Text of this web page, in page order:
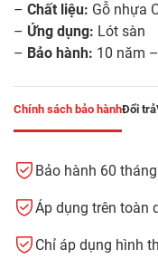
– Chất liệu: Gỗ nhựa
– Ứng dụng: Lót sàn
– Bảo hành: 10 năm
Chính sách bảo hànhĐổi trả
Bảo hành 60 tháng
Áp dụng trên toàn
Chỉ áp dụng hình